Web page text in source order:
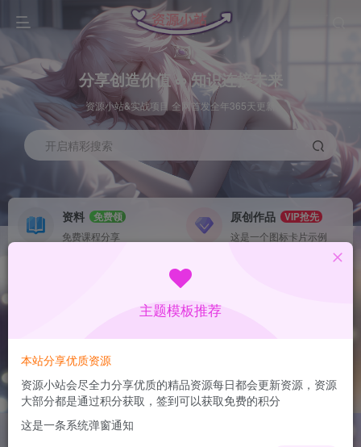
分享创造价值 ∞ 知识连接未来
资源小站&实战项目 全网首发全年365天更新
开启精彩搜索
资料
免费领
免费课程分享
原创作品
VIP抢先
这是一个图标卡片示例
网站寄语
admin
1年前更新
主题模板推荐
本站分享优质资源
资源小站会尽全力分享优质的精品资源每日都会更新资源，资源
大部分都是通过积分获取，签到可以获取免费的积分
这是一条系统弹窗通知